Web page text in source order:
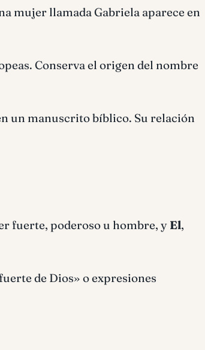
mujer llamada Gabriela aparece en
Conserva el origen del nombre
un manuscrito bíblico. Su relación
fuerte, poderoso u hombre, y El,
de Dios» o expresiones